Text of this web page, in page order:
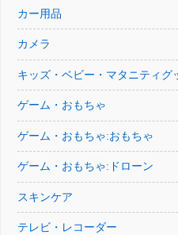
カー用品
カメラ
キッズ・ベビー・マタニティグ
ゲーム・おもちゃ
ゲーム・おもちゃ:おもちゃ
ゲーム・おもちゃ:ドローン
スキンケア
テレビ・レコーダー